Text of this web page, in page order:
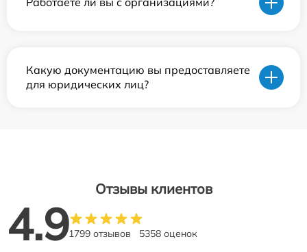
Какую документацию вы предоставляете
для юридических лиц?
Отзывы клиентов
4.91799 отзывов 5358 оценок